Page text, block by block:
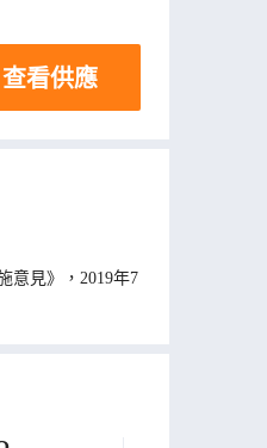
查看供應
意見》，2019年7